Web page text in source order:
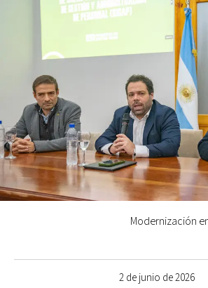
2 de junio de 2026
Modernización